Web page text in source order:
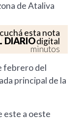
de Ataliva
esta nota
DIARIOdigital
minutos
febrero del
principal de la
este a oeste